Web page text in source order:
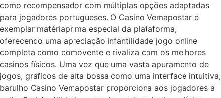
como recompensador com múltiplas opções adaptadas
para jogadores portugueses. O Casino Vemapostar é
exemplar matériaprima especial da plataforma,
oferecendo uma apreciação infantilidade jogo online
completa como comovente e rivaliza com os melhores
casinos físicos. Uma vez que uma vasta apuramento de
jogos, gráficos de alta bossa como uma interface intuitiva,
barulho Casino Vemapostar proporciona aos jogadores a